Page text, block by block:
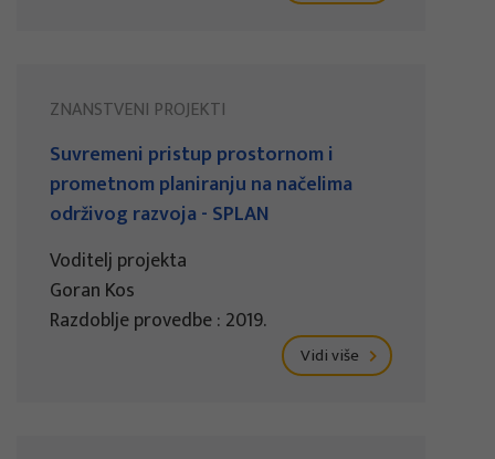
ZNANSTVENI PROJEKTI
Suvremeni pristup prostornom i
prometnom planiranju na načelima
održivog razvoja - SPLAN
Voditelj projekta
Goran Kos
Razdoblje provedbe : 2019.
Vidi više